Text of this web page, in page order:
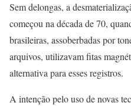
Sem delongas, a
começou na década de 70,
brasileiras, assoberbadas por
arquivos, utilizavam fitas
alternativa para esses registros.
A intenção pelo uso de novas